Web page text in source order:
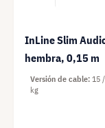
InLine Slim
hembra, 0,15 m
Versión de cable 15
kg